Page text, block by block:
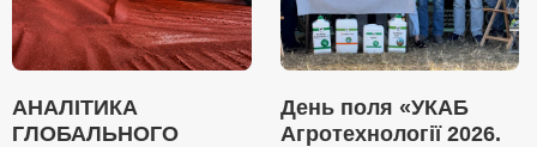
АНАЛІТИКА
ГЛОБАЛЬНОГО
День поля «УКАБ
Агротехнології 2026.